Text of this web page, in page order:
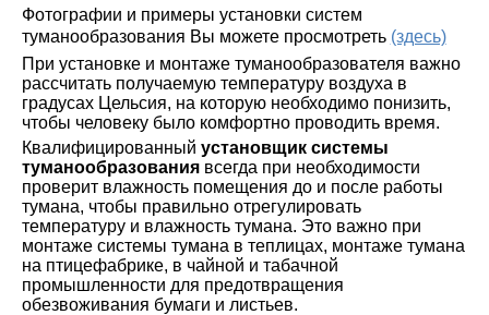
Фотографии и примеры установки систем
туманообразования Вы можете просмотреть (здесь)
При установке и монтаже туманообразователя важно
рассчитать получаемую температуру воздуха в
градусах Цельсия, на которую необходимо понизить,
чтобы человеку было комфортно проводить время.
Квалифицированный установщик системы
туманообразованиявсегда при необходимости
проверит влажность помещения до и после работы
тумана, чтобы правильно отрегулировать
температуру и влажность тумана. Это важно при
монтаже системы тумана в теплицах, монтаже тумана
на птицефабрике, в чайной и табачной
промышленности для предотвращения
обезвоживания бумаги и листьев.